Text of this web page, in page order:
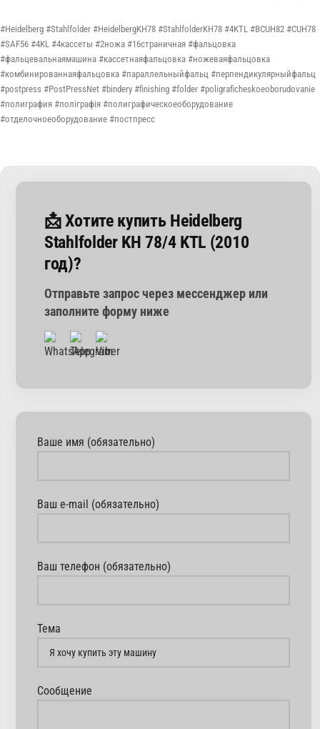
#Heidelberg #Stahlfolder #HeidelbergKH78 #StahlfolderKH78 #4KTL #BCUH82 #CUH78
#SAF56 #4KL #4кассеты #2ножа #16страничная #фальцовка
#фальцевальнаямашина #кассетнаяфальцовка #ножеваяфальцовка
#комбинированнаяфальцовка #параллельныйфальц #перпендикулярныйфальц
#postpress #PostPressNet #bindery #finishing #folder #poligraficheskoeoborudovanie
#полиграфия #поліграфія #полиграфическоеоборудование
#отделочноеоборудование #постпресс
📩 Хотите купить Heidelberg
Stahlfolder KH 78/4 KTL (2010
год)?
Отправьте запрос через мессенджер или
заполните форму ниже
Ваше имя (обязательно)
Ваш e-mail (обязательно)
Ваш телефон (обязательно)
Тема
Сообщение